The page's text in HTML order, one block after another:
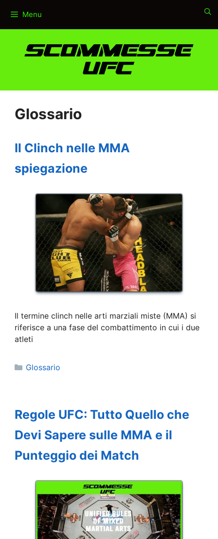
contenuto
Menu
Glossario
Il Clinch nelle MMA
spiegazione
Il termine clinch nelle arti marziali miste (MMA) si
riferisce a una fase del combattimento in cui i due
atleti
Categorie
Glossario
Regole UFC: Tutto Quello che
Devi Sapere sulle MMA e il
Punteggio dei Match